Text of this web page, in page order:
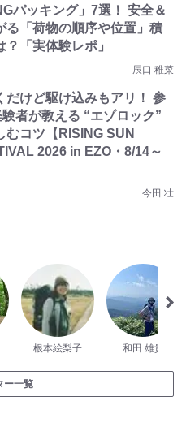
パッキング」7選！ 安全＆
る「荷物の順序や位置」積
「実体験レポ」
辰口 稚菜
だけど駆け込みもアリ！ 参
者が教える “エゾロック”
むコツ【RISING SUN
2026 in EZO・8/14～
今田 壮
根本絵梨子 和田 雄貴
ー一覧